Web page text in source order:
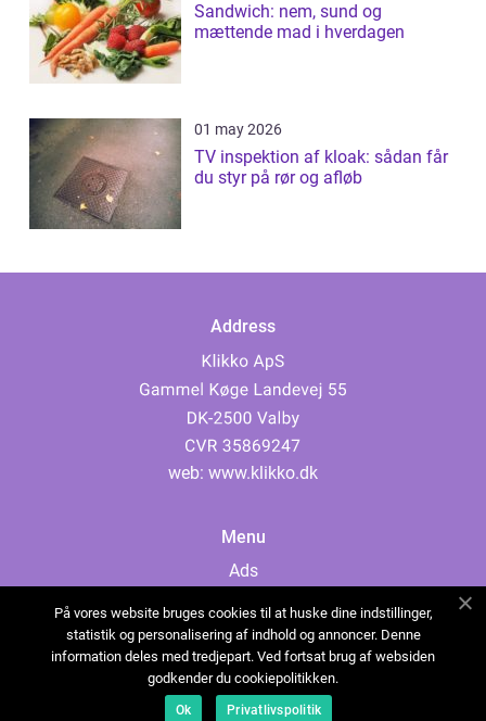
Sandwich: nem, sund og
mættende mad i hverdagen
01 may 2026
TV inspektion af kloak: sådan får
du styr på rør og afløb
Address
web: www.klikko.dk
Menu
Ads
Cookies
Contact
Sitemap
På vores website bruges cookies til at huske dine indstillinger,
statistik og personalisering af indhold og annoncer. Denne
information deles med tredjepart. Ved fortsat brug af websiden
godkender du cookiepolitikken.
Ok Privatlivspolitik